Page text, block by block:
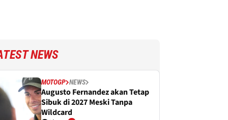
NEWS
MOTOGP NEWS
Augusto Fernandez akan Tetap
Sibuk di 2027 Meski Tanpa
Wildcard